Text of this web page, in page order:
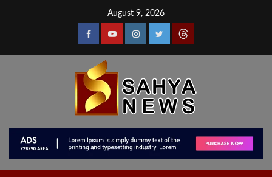
August 9, 2026